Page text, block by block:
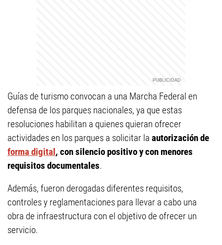
Guías de turismo convocan a una Marcha Federal en
defensa de los parques nacionales, ya que estas
resoluciones habilitan a quienes quieran ofrecer
actividades en los parques a solicitar la autorización de
forma digital, con silencio positivo y con menores
requisitos documentales.
Además, fueron derogadas diferentes requisitos,
controles y reglamentaciones para llevar a cabo una
obra de infraestructura con el objetivo de ofrecer un
servicio.